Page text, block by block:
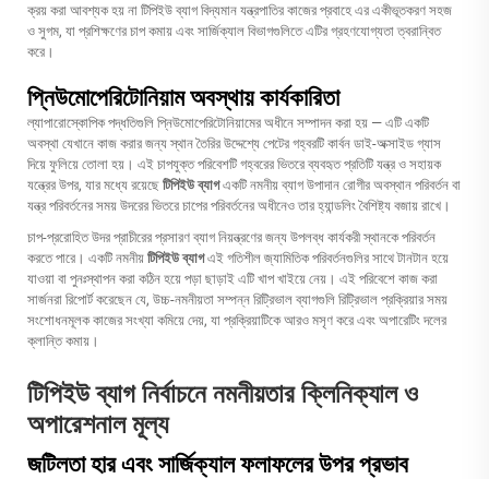
ক্রয় করা আবশ্যক হয় না টিপিইউ ব্যাগ বিদ্যমান যন্ত্রপাতির কাজের প্রবাহে এর একীভূতকরণ সহজ
ও সুগম, যা প্রশিক্ষণের চাপ কমায় এবং সার্জিক্যাল বিভাগগুলিতে এটির গ্রহণযোগ্যতা ত্বরান্বিত
করে।
প্নিউমোপেরিটোনিয়াম অবস্থায় কার্যকারিতা
ল্যাপারোস্কোপিক পদ্ধতিগুলি প্নিউমোপেরিটোনিয়ামের অধীনে সম্পাদন করা হয় — এটি একটি
অবস্থা যেখানে কাজ করার জন্য স্থান তৈরির উদ্দেশ্যে পেটের গহ্বরটি কার্বন ডাই-অক্সাইড গ্যাস
দিয়ে ফুলিয়ে তোলা হয়। এই চাপযুক্ত পরিবেশটি গহ্বরের ভিতরে ব্যবহৃত প্রতিটি যন্ত্র ও সহায়ক
যন্ত্রের উপর, যার মধ্যে রয়েছে টিপিইউ ব্যাগএকটি নমনীয় ব্যাগ উপাদান রোগীর অবস্থান পরিবর্তন বা
যন্ত্র পরিবর্তনের সময় উদরের ভিতরে চাপের পরিবর্তনের অধীনেও তার হ্যান্ডলিং বৈশিষ্ট্য বজায় রাখে।
চাপ-প্ররোহিত উদর প্রাচীরের প্রসারণ ব্যাগ নিয়ন্ত্রণের জন্য উপলব্ধ কার্যকরী স্থানকে পরিবর্তন
করতে পারে। একটি নমনীয় টিপিইউ ব্যাগএই গতিশীল জ্যামিতিক পরিবর্তনগুলির সাথে টানটান হয়ে
যাওয়া বা পুনঃস্থাপন করা কঠিন হয়ে পড়া ছাড়াই এটি খাপ খাইয়ে নেয়। এই পরিবেশে কাজ করা
সার্জনরা রিপোর্ট করেছেন যে, উচ্চ-নমনীয়তা সম্পন্ন রিট্রিভাল ব্যাগগুলি রিট্রিভাল প্রক্রিয়ার সময়
সংশোধনমূলক কাজের সংখ্যা কমিয়ে দেয়, যা প্রক্রিয়াটিকে আরও মসৃণ করে এবং অপারেটিং দলের
ক্লান্তি কমায়।
টিপিইউ ব্যাগ নির্বাচনে নমনীয়তার ক্লিনিক্যাল ও
অপারেশনাল মূল্য
জটিলতা হার এবং সার্জিক্যাল ফলাফলের উপর প্রভাব